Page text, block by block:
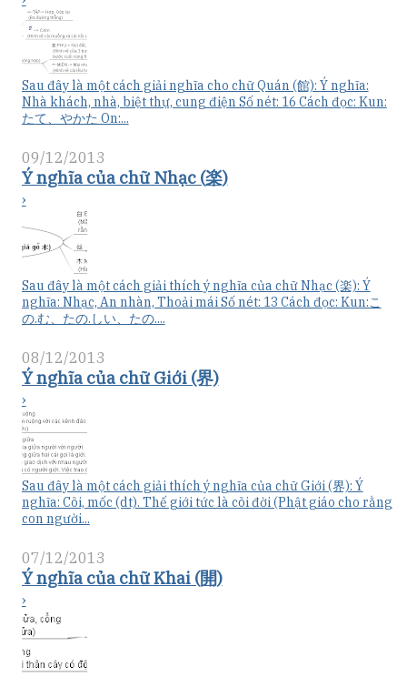
Sau đây là một cách giải nghĩa cho chữ Quán (館): Ý nghĩa:
Nhà khách, nhà, biệt thự, cung điện Số nét: 16 Cách đọc: Kun:
たて、やかた On:...
09/12/2013
Ý nghĩa của chữ Nhạc (楽)
›
Sau đây là một cách giải thích ý nghĩa của chữ Nhạc (楽): Ý
nghĩa: Nhạc, An nhàn, Thoải mái Số nét: 13 Cách đọc: Kun:こ
の.む、たの.しい、たの....
08/12/2013
Ý nghĩa của chữ Giới (界)
›
Sau đây là một cách giải thích ý nghĩa của chữ Giới (界): Ý
nghĩa: Cõi, mốc (dt). Thế giới tức là cõi đời (Phật giáo cho rằng
con người...
07/12/2013
Ý nghĩa của chữ Khai (開)
›